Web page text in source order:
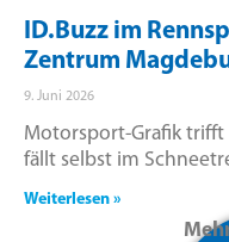
ID.Buzz im
Zentrum
9. Juni 2026
Motorsport-Grafik trifft
fällt selbst im
Weiterlesen »